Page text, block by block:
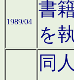
1989/04
書
を
同